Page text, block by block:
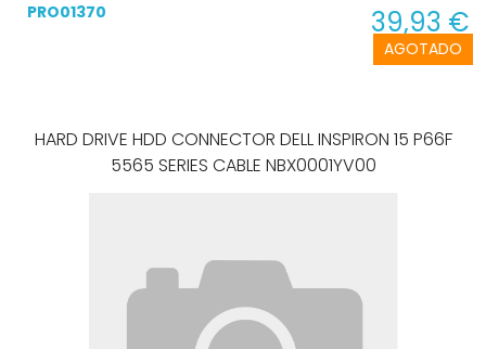
AGOTADO
PRO01370 39,93 €
HARD DRIVE HDD CONNECTOR DELL INSPIRON 15 P66F
5565 SERIES CABLE NBX0001YV00